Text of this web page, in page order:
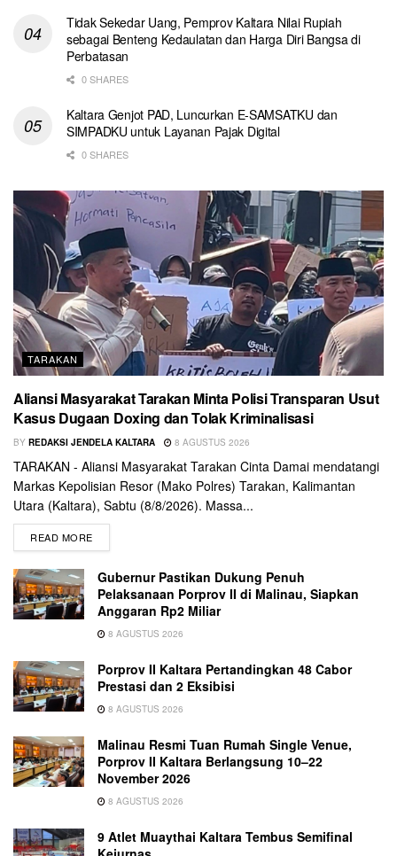
Tidak Sekedar Uang, Pemprov Kaltara Nilai Rupiah
sebagai Benteng Kedaulatan dan Harga Diri Bangsa di
Perbatasan
0 SHARES
Kaltara Genjot PAD, Luncurkan E-SAMSATKU dan
SIMPADKU untuk Layanan Pajak Digital
0 SHARES
TARAKAN
Aliansi Masyarakat Tarakan Minta Polisi Transparan Usut
Kasus Dugaan Doxing dan Tolak Kriminalisasi
BY REDAKSI JENDELA KALTARA 8 AGUSTUS 2026
TARAKAN - Aliansi Masyarakat Tarakan Cinta Damai mendatangi
Markas Kepolisian Resor (Mako Polres) Tarakan, Kalimantan
Utara (Kaltara), Sabtu (8/8/2026). Massa...
READ MORE
Gubernur Pastikan Dukung Penuh
Pelaksanaan Porprov II di Malinau, Siapkan
Anggaran Rp2 Miliar
8 AGUSTUS 2026
Porprov II Kaltara Pertandingkan 48 Cabor
Prestasi dan 2 Eksibisi
8 AGUSTUS 2026
Malinau Resmi Tuan Rumah Single Venue,
Porprov II Kaltara Berlangsung 10–22
November 2026
8 AGUSTUS 2026
9 Atlet Muaythai Kaltara Tembus Semifinal